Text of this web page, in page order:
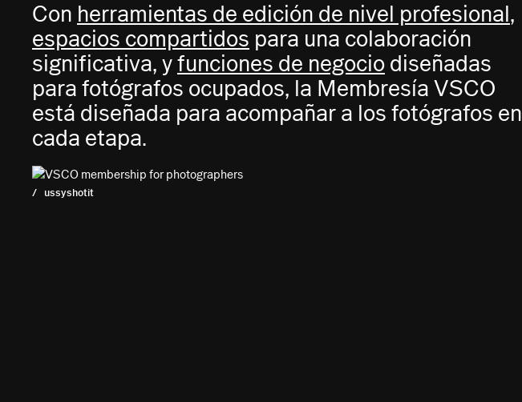
Con herramientas de edición de nivel profesional,
espacios compartidos para una colaboración
significativa, yfunciones de negocio diseñadas
para fotógrafos ocupados, la Membresía VSCO
está diseñada para acompañar a los fotógrafos en
cada etapa.
/ ussyshotit